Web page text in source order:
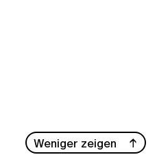
Weniger zeigen